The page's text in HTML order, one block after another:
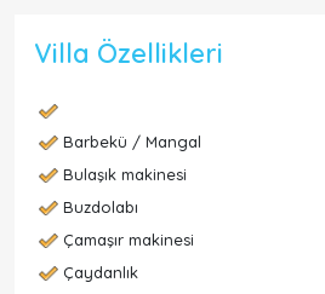
Villa Özellikleri
Barbekü / Mangal
Bulaşık makinesi
Buzdolabı
Çamaşır makinesi
Çaydanlık